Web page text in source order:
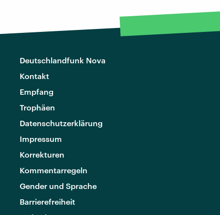
Deutschlandfunk Nova
Kontakt
Empfang
Trophäen
Datenschutzerklärung
Impressum
Korrekturen
Kommentarregeln
Gender und Sprache
Barrierefreiheit